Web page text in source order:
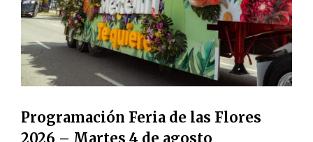
Programación Feria de las Flores
2026 – Martes 4 de agosto